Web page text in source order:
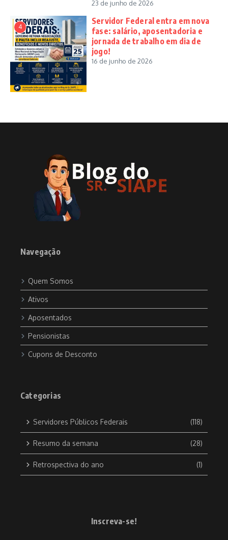
23 de junho de 2026
4
Servidor Federal entra em nova
fase: salário, aposentadoria e
jornada de trabalho em dia de
jogo!
16 de junho de 2026
Navegação
Quem Somos
Ativos
Aposentados
Pensionistas
Cupons de Desconto
Categorias
Servidores Públicos Federais (118)
Resumo da semana (28)
Retrospectiva do ano (1)
Inscreva-se!